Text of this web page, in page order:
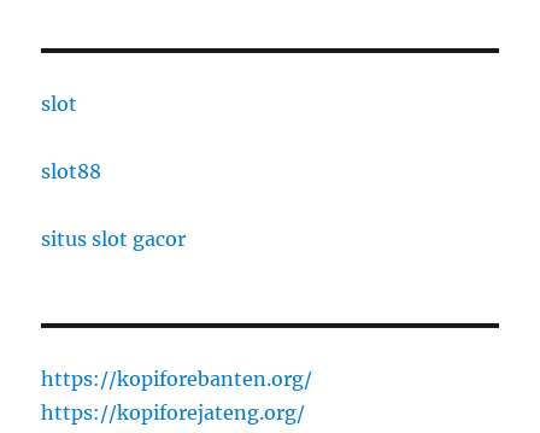
slot
slot88
situs slot gacor
https://kopiforebanten.org/
https://kopiforejateng.org/